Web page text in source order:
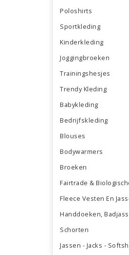
Poloshirts
Sportkleding
Kinderkleding
Joggingbroeken
Trainingshesjes
Trendy Kleding
Babykleding
Bedrijfskleding
Blouses
Bodywarmers
Broeken
Fairtrade &
Fleece Vesten En
Handdoeken,
Schorten
Jassen - Jacks -